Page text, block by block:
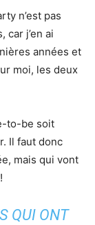
n’est pas
car j’en ai
années et
moi, les deux
to-be soit
Il faut donc
mais qui vont
QUI ONT